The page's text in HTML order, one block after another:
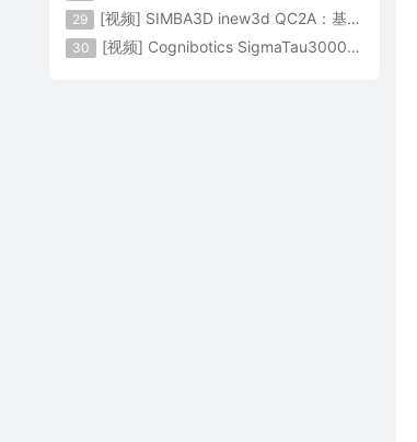
29 [视频] SIMBA3D inew3d QC2A：基于AI建模的桌面全彩色3D打印机
30 [视频] Cognibotics SigmaTau3000 轻型机器人：智能制造的未来